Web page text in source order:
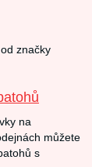
značky
na
můžete
s